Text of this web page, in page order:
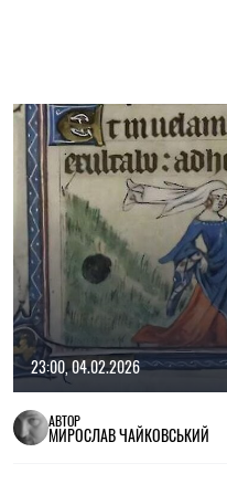
23:00, 04.02.2026
АВТОР
МИРОСЛАВ ЧАЙКОВСЬКИЙ